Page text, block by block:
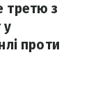
третю з
у
проти